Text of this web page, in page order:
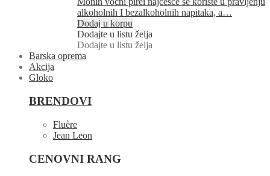
alkoholnih I bezalkoholnih napitaka, a…
Dodaj u korpu
Dodajte u listu želja
Dodajte u listu želja
Barska oprema
Akcija
Gloko
BRENDOVI
Fluère
Jean Leon
CENOVNI RANG